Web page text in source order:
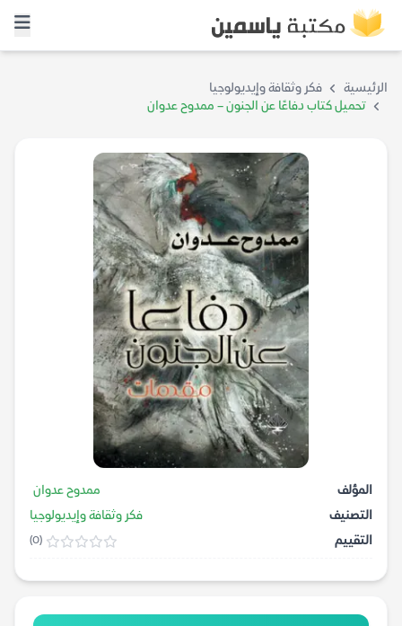
الرئيسية
فكر وثقافة وإيديولوجيا
تحميل كتاب دفاعًا عن الجنون – ممدوح عدوان
المؤلف
ممدوح عدوان
التصنيف
فكر وثقافة وإيديولوجيا
التقييم
(0)